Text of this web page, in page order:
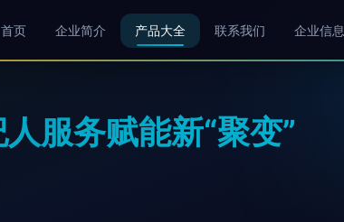
首页 企业简介 产品大全 联系我们 企业信息
服务赋能新“聚变”